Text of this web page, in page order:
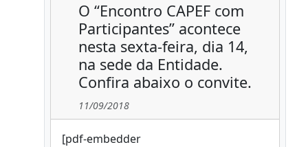
O “Encontro CAPEF com
Participantes” acontece
nesta sexta-feira, dia 14,
na sede da Entidade.
Confira abaixo o convite.
11/09/2018
[pdf-embedder